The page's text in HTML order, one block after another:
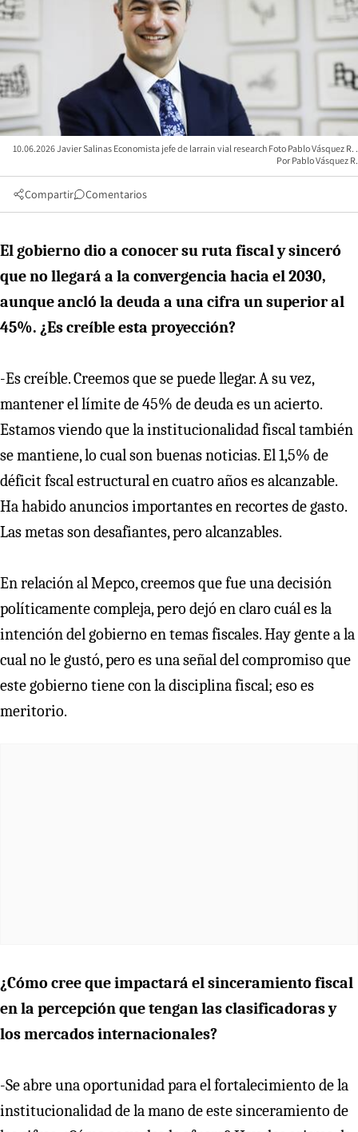
10.06.2026 Javier Salinas Economista jefe de larrain vial research Foto Pablo Vásquez R.
Pablo Vásquez R.
Compartir Comentarios
El gobierno dio a conocer su ruta fiscal y sinceró
que no llegará a la convergencia hacia el 2030,
aunque ancló la deuda a una cifra un superior al
45%. ¿Es creíble esta proyección?
-Es creíble. Creemos que se puede llegar. A su vez,
mantener el límite de 45% de deuda es un acierto.
Estamos viendo que la institucionalidad fiscal también
se mantiene, lo cual son buenas noticias. El 1,5% de
déficit fscal estructural en cuatro años es alcanzable.
Ha habido anuncios importantes en recortes de gasto.
Las metas son desafiantes, pero alcanzables.
En relación al Mepco, creemos que fue una decisión
políticamente compleja, pero dejó en claro cuál es la
intención del gobierno en temas fiscales. Hay gente a la
cual no le gustó, pero es una señal del compromiso que
este gobierno tiene con la disciplina fiscal; eso es
meritorio.
¿Cómo cree que impactará el sinceramiento fiscal
en la percepción que tengan las clasificadoras y
los mercados internacionales?
-Se abre una oportunidad para el fortalecimiento de la
institucionalidad de la mano de este sinceramiento de